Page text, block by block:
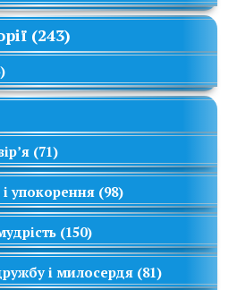
(243)
(71)
і упокорення (98)
(150)
і милосердя (81)